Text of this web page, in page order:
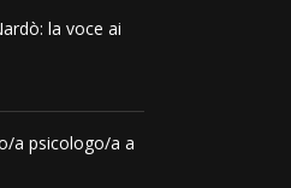
la voce ai
a psicologo/a a